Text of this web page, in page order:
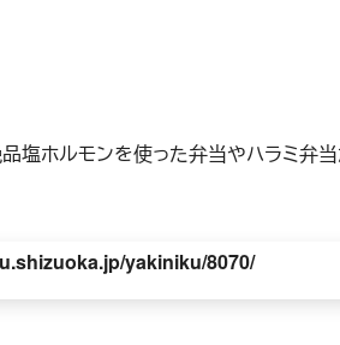
塩ホルモンを使った弁当やハラミ弁当
yakiniku/8070/